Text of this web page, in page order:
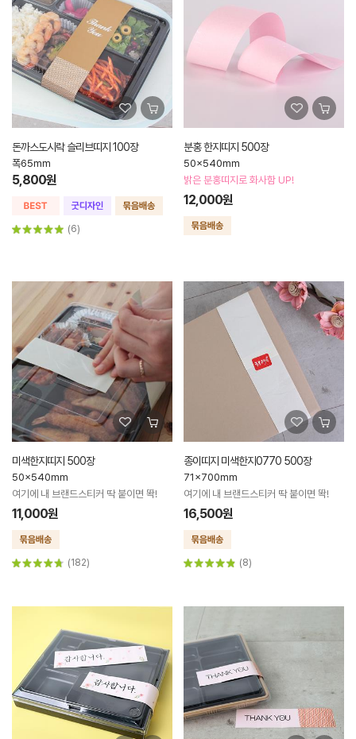
돈까스도시락 슬리브띠지 100장
폭65mm
5,800원
(6)
분홍 한지띠지 500장
50x540mm
밝은 분홍띠지로 화사함 UP!
12,000원
미색한지띠지 500장
50x540mm
여기에 내 브랜드스티커 딱 붙이면 똭!
11,000원
(182)
종이띠지 미색한지0770 500장
71x700mm
여기에 내 브랜드스티커 딱 붙이면 똭!
16,500원
(8)